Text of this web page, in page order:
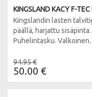
KINGSLAND KACY F-TEC
Kingslandin lasten
päällä, harjattu
Puhelintasku. Valkoinen.
94.95 €
50.00 €